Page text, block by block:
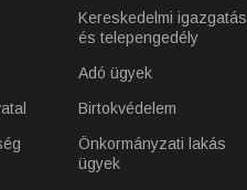
Kereskedelmi igazgatás
és telepengedély
Adó ügyek
Birtokvédelem
Önkormányzati lakás
ügyek